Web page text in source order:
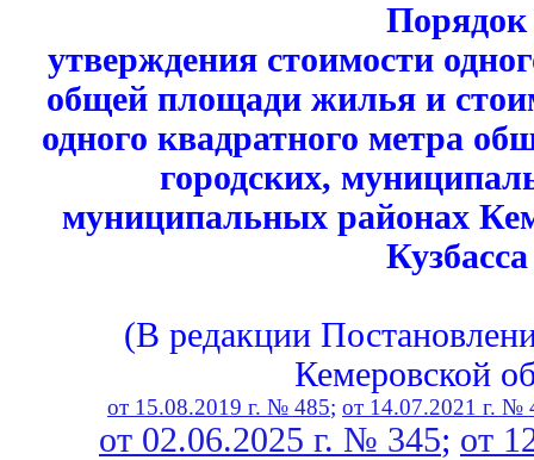
Порядок
утверждения стоимости
общей площади жилья и
одного квадратного метра
городских,
муниципальных районах
Кузбасса
(В редакции
Кемеровской
от 15.08.2019 г. № 485; от 14.07.2021 г. №
от 02.06.2025 г. № 345; от